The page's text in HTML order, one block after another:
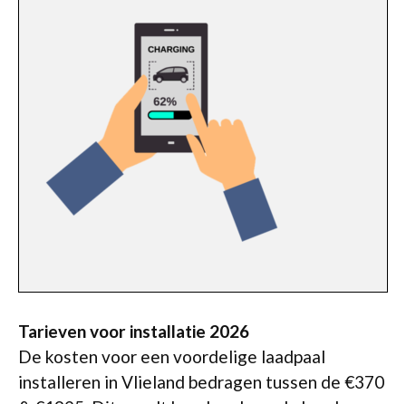
Tarieven voor installatie 2026
De kosten voor een voordelige laadpaal
installeren in Vlieland bedragen tussen de €370